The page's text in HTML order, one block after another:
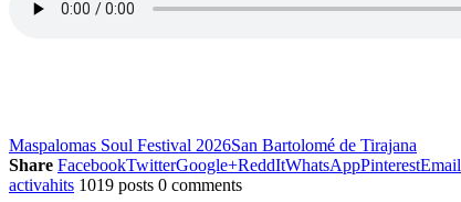
Maspalomas Soul Festival 2026San Bartolomé de Tirajana
Share FacebookTwitterGoogle+ReddItWhatsAppPinterestEmail
activahits 1019 posts 0 comments